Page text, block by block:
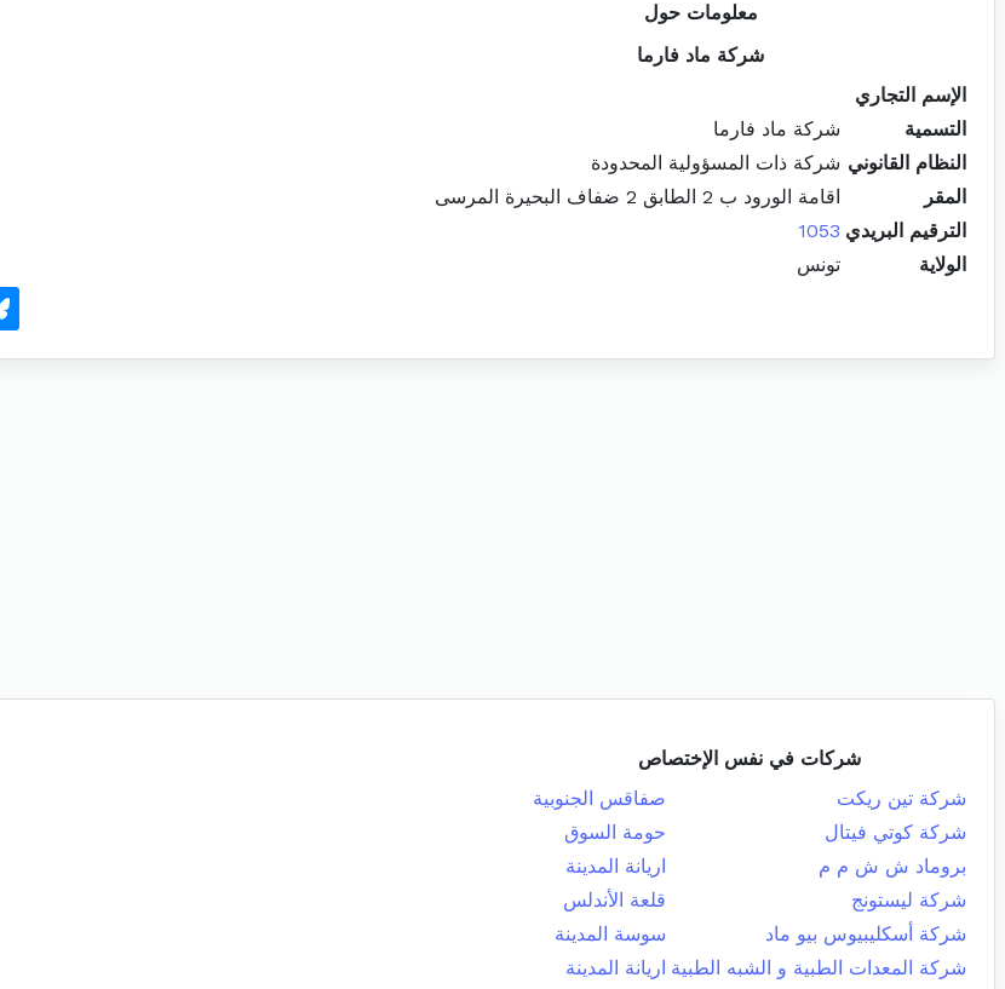
معلومات حول
شركة ماد فارما
الإسم التجاري
التسمية
شركة ماد فارما
النظام القانوني شركة ذات المسؤولية المحدودة
المقر
اقامة الورود ب 2 الطابق 2 ضفاف البحيرة المرسى
الترقيم البريدي 1053
الولاية
تونس
شركات في نفس الإختصاص
شركة تين ريكت
صفاقس الجنوبية
شركة كوتي فيتال
حومة السوق
بروماد ش ش م م
اريانة المدينة
شركة ليستونج
قلعة الأندلس
شركة أسكليبيوس بيو ماد
سوسة المدينة
شركة المعدات الطبية و الشبه الطبية اريانة المدينة